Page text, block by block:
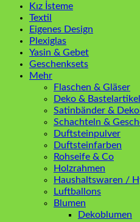
Kız İsteme
Textil
Eigenes Design
Plexiglas
Yasin & Gebet
Geschenksets
Mehr
Flaschen & Gläser
Deko & Bastelartikel
Satinbänder &
Schachteln &
Duftsteinpulver
Duftsteinfarben
Rohseife & Co
Holzrahmen
Haushaltswaren /
Luftballons
Blumen
Dekoblumen